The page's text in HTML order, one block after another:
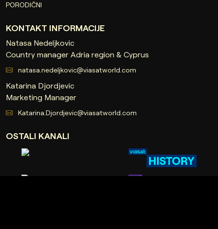
PORODIČNI
KONTAKT INFORMACIJE
Natasa Nedeljkovic
Country manager Adria region & Cyprus
natasa.nedeljkovic@viasatworld.com
Katarina Djordjevic
Marketing Manager
Katarina.Djordjevic@viasatworld.com
OSTALI KANALI